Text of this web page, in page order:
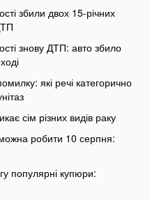
збили двох 15-річних
знову ДТП: авто збило
які речі категорично
сім різних видів раку
робити 10 серпня:
популярні купюри: